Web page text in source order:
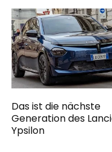
Das ist die nächste
Generation des
Ypsilon